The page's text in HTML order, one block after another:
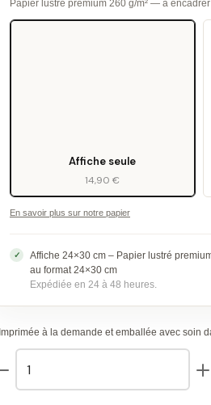
Papier lustré premium 260 g/m² — à
Affiche seule
14,90 €
En savoir plus sur notre papier
Affiche 24×30 cm – Papier lustré
au format 24×30 cm
Expédiée en 24 à 48 heures.
Imprimée à la demande et emballée avec soin